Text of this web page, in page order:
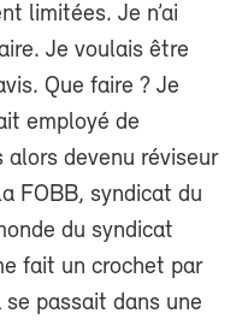
limitées. Je n’ai
Je voulais être
Que faire ? Je
employé de
alors devenu réviseur
FOBB, syndicat du
du syndicat
fait un crochet par
se passait dans une